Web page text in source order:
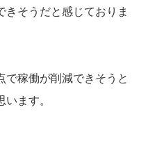
きそうだと感じておりま
で稼働が削減できそうと
ます。